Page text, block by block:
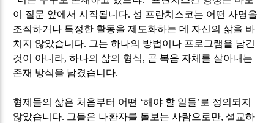
이 질문 앞에서 시작됩니다. 성 프란치스코는 어떤 사명을
조직하거나 특정한 활동을 제도화하는 데 자신의 삶을 바
치지 않았습니다. 그는 하나의 방법이나 프로그램을 남긴
것이 아니라,하나의 삶의 형식, 곧 복음 자체를 살아내는
존재 방식을 남겼습니다.
형제들의 삶은 처음부터 어떤 ‘해야 할 일들’로 정의되지
않았습니다. 그들은 나환자를 돌보는 사람으로만, 설교하